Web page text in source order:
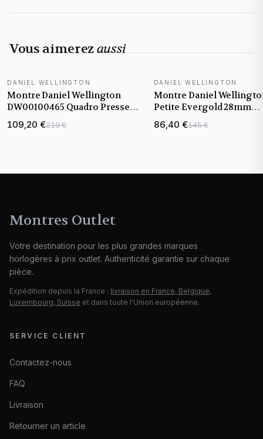
Vous aimerez aussi
DANIEL WELLINGTON
Montre Daniel Wellington
DW00100465 Quadro Pressed
Melrose Or Rose et Cadran
Blanc
109,20 €219 €
DANIEL WELLINGTON
Montre Daniel
Petite Evergold 28mm
DW00100350 en maille
milanaise doré jaune
86,40 €145 €
Montres Outlet
Votre destination pour les plus grandes marques
horlogères à prix outlet. Authenticité garantie sur chaque
pièce.
Expédition depuis la France : livraison en France, Belgique,
Luxembourg, Suisse et dans toute l'Union européenne.
SERVICE CLIENT
Contactez-nous
FAQ
Livraison
Retourner un article